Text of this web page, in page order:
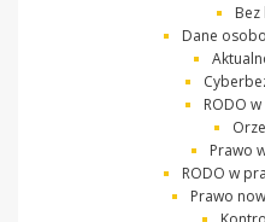
Dane
RODO
Prawo
RODO w
Prawo